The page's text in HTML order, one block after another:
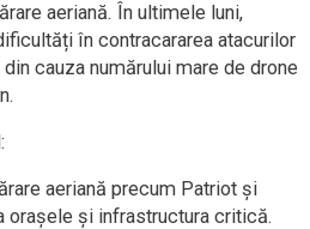
aeriană. În ultimele luni,
în contracararea atacurilor
cauza numărului mare de drone
aeriană precum Patriot și
orașele și infrastructura critică.